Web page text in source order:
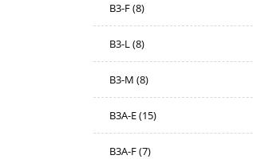
B3-F(8)
B3-L(8)
B3-M (8)
B3A-E(15)
B3A-F(7)